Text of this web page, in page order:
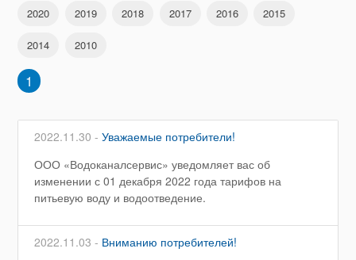
2020 2019 2018 2017 2016 2015
2014 2010
1
2022.11.30 -Уважаемые потребители!
ООО «Водоканалсервис» уведомляет вас об
изменении с 01 декабря 2022 года тарифов на
питьевую воду и водоотведение.
2022.11.03 - Вниманию потребителей!